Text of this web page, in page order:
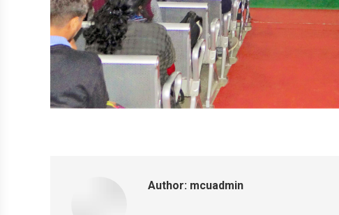
Author: mcuadmin